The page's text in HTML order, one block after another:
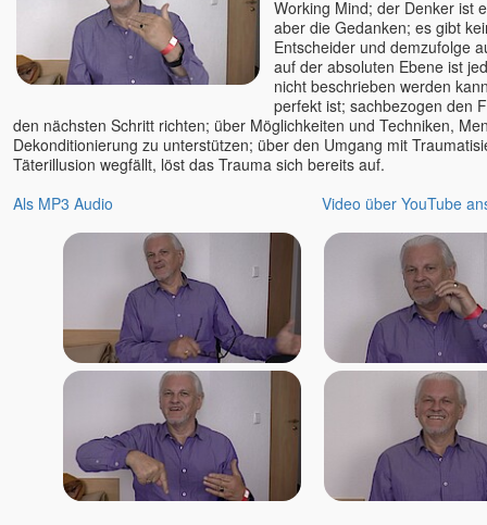
Working Mind; der Denker ist
aber die Gedanken; es gibt
Entscheider und demzufolge
auf der absoluten Ebene ist
nicht beschrieben werden
perfekt ist; sachbezogen den
den nächsten Schritt richten; über Möglichkeiten und Techniken,
Dekonditionierung zu unterstützen; über den Umgang mit
Täterillusion wegfällt, löst das Trauma sich bereits auf.
Als MP3 Audio
Video über YouTube